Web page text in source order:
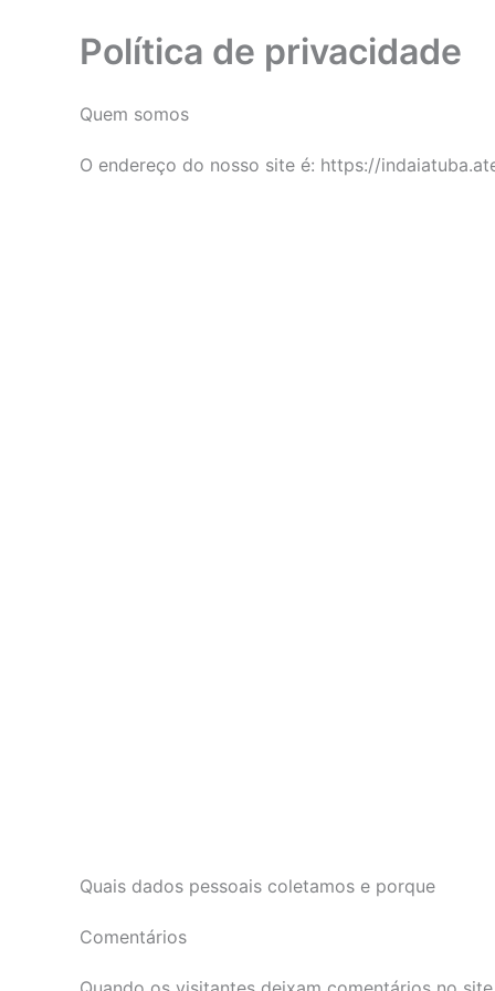
Política de privacidade
Quem somos
O endereço do nosso site é: https://
Quais dados pessoais coletamos e porque
Comentários